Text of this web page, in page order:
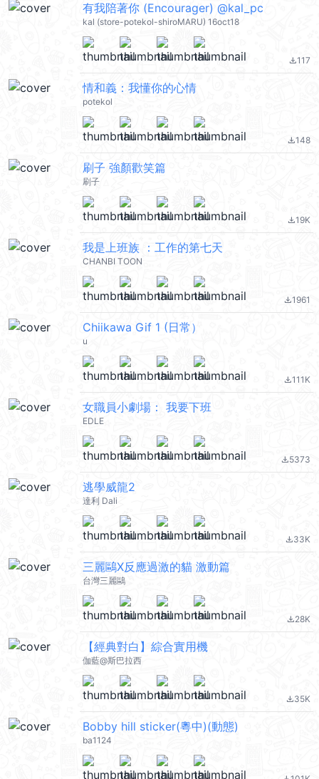
有我陪著你 (Encourager) @kal_pc
kal (store-potekol-shiroMARU) 16oct18
file_download117
情和義：我懂你的心情
potekol
file_download148
刷子 強顏歡笑篇
刷子
file_download19K
我是上班族 ：工作的第七天
CHANBI TOON
file_download1961
Chiikawa Gif 1 (日常）
u
file_download111K
女職員小劇場： 我要下班
EDLE
file_download5373
逃學威龍2
達利 Dali
file_download33K
三麗鷗X反應過激的貓 激動篇
台灣三麗鷗
file_download28K
【經典對白】綜合實用機
伽藍@斯巴拉西
file_download35K
Bobby hill sticker(粵中)(動態)
ba1124